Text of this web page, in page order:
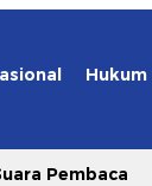
Hukum
Pembaca